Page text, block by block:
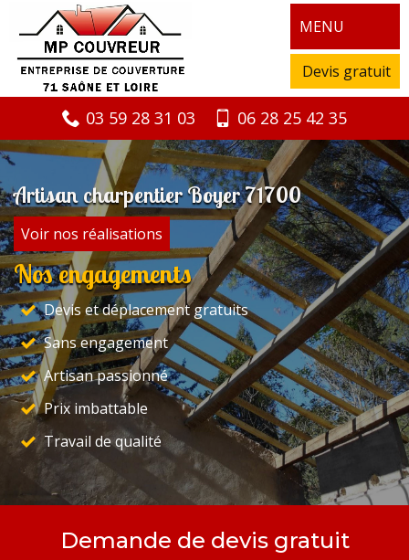
MENU
Devis gratuit
03 59 28 31 03 06 28 25 42 35
Artisan charpentier Boyer 71700
Voir nos réalisations
Nos engagements
Devis et déplacement gratuits
Sans engagement
Artisan passionné
Prix imbattable
Travail de qualité
Demande de devis gratuit